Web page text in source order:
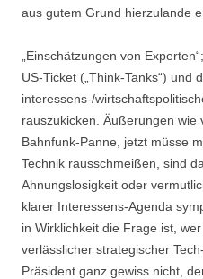
aus gutem Grund hierzulande
„Einschätzungen von
US-Ticket („Think-Tanks“) und
interessens-/
rauszukicken. Äußerungen
Bahnfunk-Panne, jetzt müsse
Technik rausschmeißen, sind
Ahnungslosigkeit oder
klarer Interessens-Agenda
in Wirklichkeit die Frage ist,
verlässlicher strategischer
Präsident ganz gewiss nicht,